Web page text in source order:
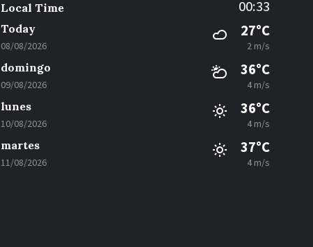
Local Time 00:33
Today
08/08/2026
27°C
2 m/s
domingo
09/08/2026
36°C
4 m/s
lunes
10/08/2026
36°C
4 m/s
martes
11/08/2026
37°C
4 m/s